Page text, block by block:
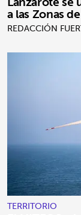
a las Zonas
REDACCIÓN
TERRITORIO